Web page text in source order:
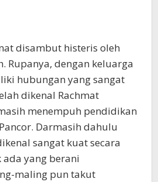
disambut histeris oleh
Rupanya, dengan keluarga
hubungan yang sangat
dikenal Rachmat
menempuh pendidikan
Darmasih dahulu
sangat kuat secara
ada yang berani
maling pun takut